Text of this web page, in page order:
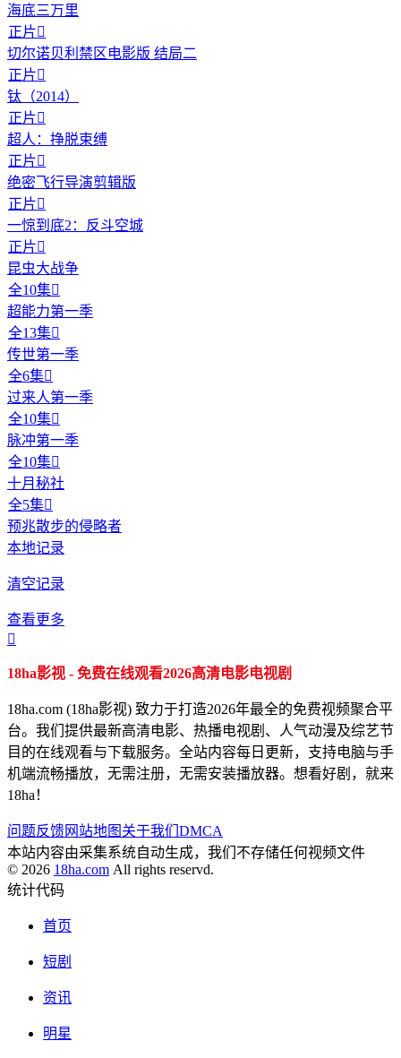
海底三万里
正片
切尔诺贝利禁区电影版 结局二
正片
钛（2014）
正片
超人：挣脱束缚
正片
绝密飞行导演剪辑版
正片
一惊到底2：反斗空城
正片
昆虫大战争
全10集
超能力第一季
全13集
传世第一季
全6集
过来人第一季
全10集
脉冲第一季
全10集
十月秘社
全5集
预兆散步的侵略者
本地记录
清空记录
查看更多

18ha影视 - 免费在线观看2026高清电影电视剧
18ha.com (18ha影视) 致力于打造2026年最全的免费视频聚合平
台。我们提供最新高清电影、热播电视剧、人气动漫及综艺节
目的在线观看与下载服务。全站内容每日更新，支持电脑与手
机端流畅播放，无需注册，无需安装播放器。想看好剧，就来
18ha！
问题反馈网站地图 关于我们 DMCA
本站内容由采集系统自动生成，我们不存储任何视频文件
© 2026 18ha.com All rights reservd.
统计代码
首页
短剧
资讯
明星